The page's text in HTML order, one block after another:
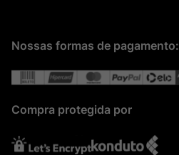
Nossas formas de pagamento:
Compra protegida por